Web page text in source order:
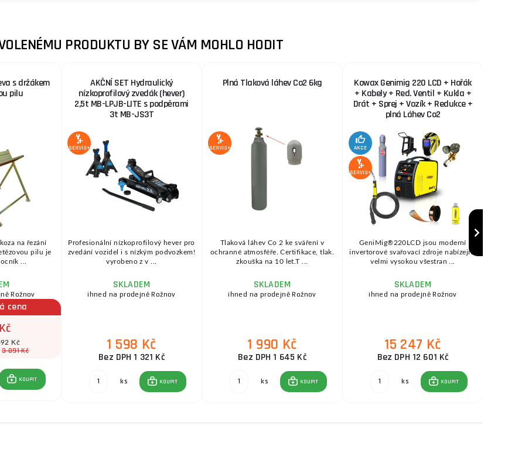
PRODUKTU BY SE VÁM MOHLO HODIT
s držákem
pilu
na řezání
pilu je
...
Rožnov
cena
Kč
3 891 Kč
KOUPIT
AKČNÍ SET Hydraulický
nízkoprofilový zvedák (hever)
2,5t MB-LPJB-LITE s podpěrami
3t MB-JS3T
SERVIS+
Profesionální nízkoprofilový hever pro
zvedání vozidel i s nízkým podvozkem!
vyrobeno z v ...
SKLADEM
ihned na prodejně Rožnov
1 598 Kč
Bez DPH 1 321 Kč
ks KOUPIT
Plná Tlaková láhev Co2 6kg
SERVIS+
Tlaková láhev Co 2 ke sváření v
ochranné atmosféře. Certifikace, tlak.
zkouška na 10 let.T ...
SKLADEM
ihned na prodejně Rožnov
1 990 Kč
Bez DPH 1 645 Kč
ks KOUPIT
Kowax Genimig 220 LCD + Hořák
+ Kabely + Red. Ventil + Kukla +
Drát + Sprej + Vozík + Redukce +
plná Láhev Co2
AKCE
SERVIS+
GeniMig®220LCD jsou moderní
invertorové svařovací zdroje nabízející
velmi vysokou všestran ...
SKLADEM
ihned na prodejně Rožnov
15 247 Kč
Bez DPH 12 601 Kč
ks KOUPIT